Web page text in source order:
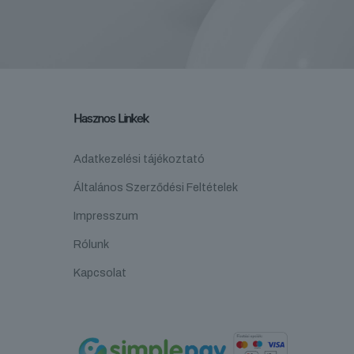
Hasznos Linkek
Adatkezelési tájékoztató
Általános Szerződési Feltételek
Impresszum
Rólunk
Kapcsolat